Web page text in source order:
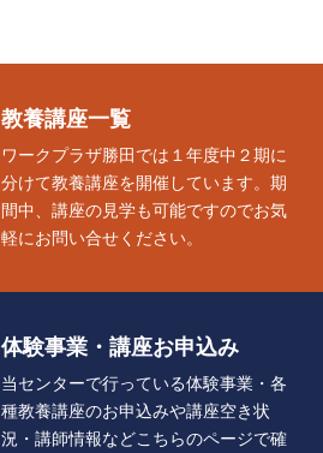
教養講座一覧
ワークプラザ勝田では１年度中２期に
分けて教養講座を開催しています。期
間中、講座の見学も可能ですのでお気
軽にお問い合せください。
体験事業・講座お申込み
当センターで行っている体験事業・各
種教養講座のお申込みや講座空き状
況・講師情報などこちらのページで確